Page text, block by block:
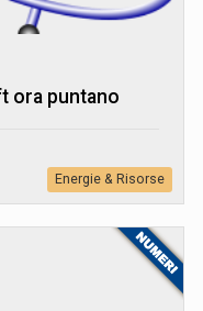
ora puntano
Energie & Risorse